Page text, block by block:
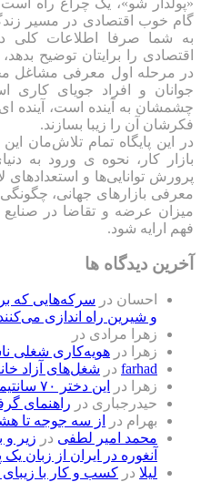
گام خوب اقتصادی در مسیر
به شما صرفا اطلاعات کلی
اقتصادی را برایتان توضیح
در مرحله اول معرفی مشاغل
جوانان و افراد جویای کاری
چشمشان به آینده است، آینده
فکرشان آن را زیبا بسازند.
در این پایگاه تمام تلاش‌مان
بازار کار، نحوه ی ورود به
پرورش توانایی‌ها و استعدادهای
معرفی بازارهای جهانی،
میزان عرضه و تقاضا در
فهم ارایه شود.
آخرین دیدگاه ها
احسان در سرکه‌هایی که
و شیرین راه اندازی
زهرا مرادی در
زهرا
در هویه‌کاری شغلی
farhad در شغل‌های آزاد
زهرا
در
این دختر ۷۰ سانتیمتری، یک کارآفرین نمونه است
حیدرجباری در راهنمای
بهرام در
از سه جوجه تا
محمد امیر لطفی در زیر
آنغوره در ایران از زبان
لیلا در کسب و کار با